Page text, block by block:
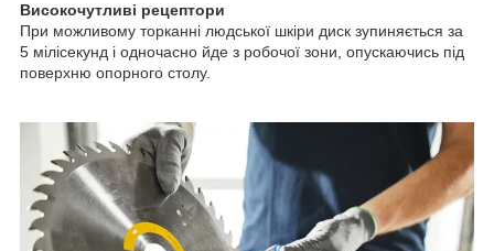
Високочутливі рецептори
При можливому торканні людської шкіри диск зупиняється за
5 мілісекунд і одночасно йде з робочої зони, опускаючись під
поверхню опорного столу.